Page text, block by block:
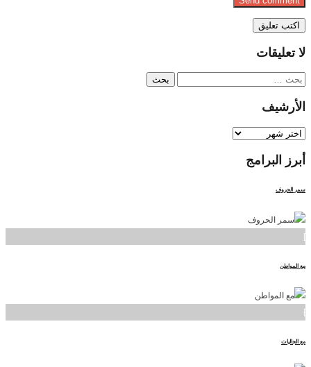
لاتعليقات
البحث
الأرشيف
الأرشيف
أبرز البرامج
سمر الحروف
]
مع المواطن
]
مع الجاليات